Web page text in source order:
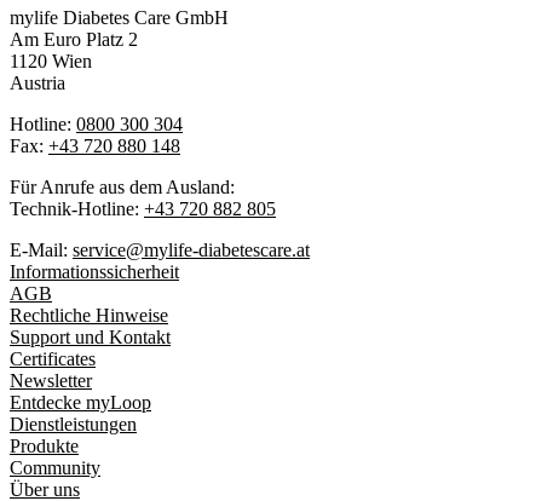
mylife Diabetes Care GmbH
Am Euro Platz 2
1120 Wien
Austria
Hotline: 0800 300 304
Fax: +43 720 880 148
Für Anrufe aus dem Ausland:
Technik-Hotline: +43 720 882 805
E-Mail: service@mylife-diabetescare.at
Informationssicherheit
AGB
Rechtliche Hinweise
Support und Kontakt
Certificates
Newsletter
Entdecke myLoop
Dienstleistungen
Produkte
Community
Über uns